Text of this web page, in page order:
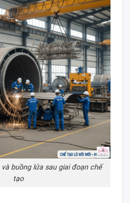
buồng lửa sau giai đoạn chế
tạo